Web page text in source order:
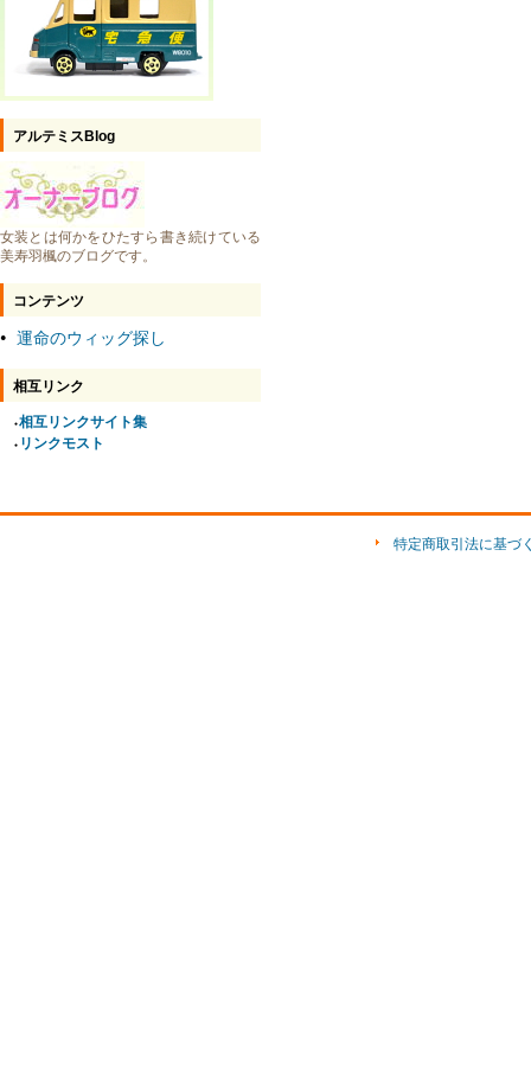
アルテミスBlog
女装とは何かをひたすら書き続けている
美寿羽楓のブログです。
コンテンツ
● 運命のウィッグ探し
相互リンク
●相互リンクサイト集
● リンクモスト
特定商取引法に基づ